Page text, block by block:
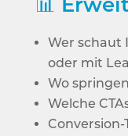
Wer schaut
oder mit
Wo
Welche